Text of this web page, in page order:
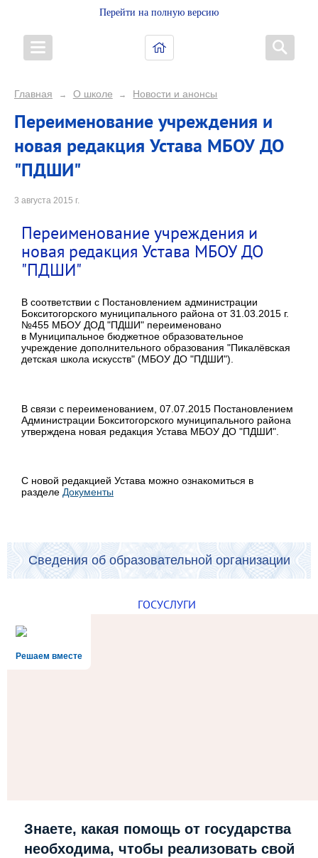
Перейти на полную версию
Главная → О школе → Новости и анонсы
Переименование учреждения и
новая редакция Устава МБОУ ДО
"ПДШИ"
3 августа 2015 г.
Переименование учреждения и
новая редакция Устава МБОУ ДО
"ПДШИ"
В соответствии с Постановлением администрации
Бокситогорского муниципального района от 31.03.2015 г.
№455 МБОУ ДОД "ПДШИ" переименовано
в Муниципальное бюджетное образовательное
учреждение дополнительного образования "Пикалёвская
детская школа искусств" (МБОУ ДО "ПДШИ").
В связи с переименованием, 07.07.2015 Постановлением
Администрации Бокситогорского муниципального района
утверждена новая редакция Устава МБОУ ДО "ПДШИ".
С новой редакцией Устава можно ознакомиться в
разделе Документы
Сведения об образовательной организации
ГОСУСЛУГИ
Решаем вместе
Знаете, какая помощь от государства
необходима, чтобы реализовать свой